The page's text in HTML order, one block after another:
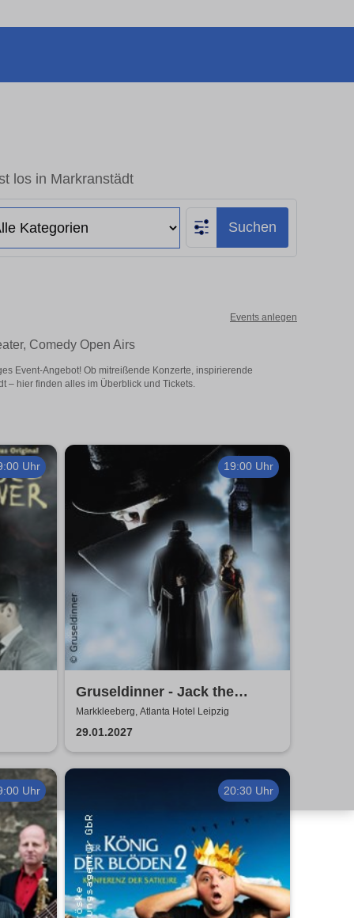
los in Markranstädt
Suchen
Events anlegen
Comedy Open Airs
Event-Angebot! Ob mitreißende Konzerte, inspirierende
– hier finden alles im Überblick und Tickets.
Uhr 19:00 Uhr
Gruseldinner - Jack the
Ripper
Markkleeberg, Atlanta Hotel Leipzig
29.01.2027
Uhr 20:30 Uhr